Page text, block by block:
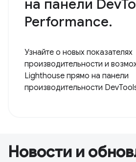
на панели
Performance.
Узнайте о новых показателях
производительности и
Lighthouse прямо на панели
производительности
Новости и